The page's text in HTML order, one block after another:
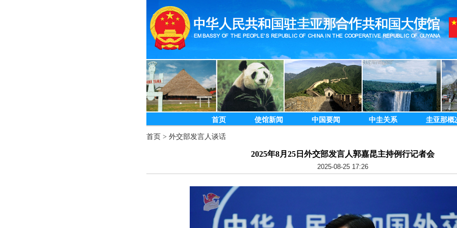
首页 使馆新闻 中国要闻 中圭关系 圭亚那概
首页 > 外交部发言人谈话
2025年8月25日外交部发言人郭嘉昆主持例行记者会
2025-08-25 17:26